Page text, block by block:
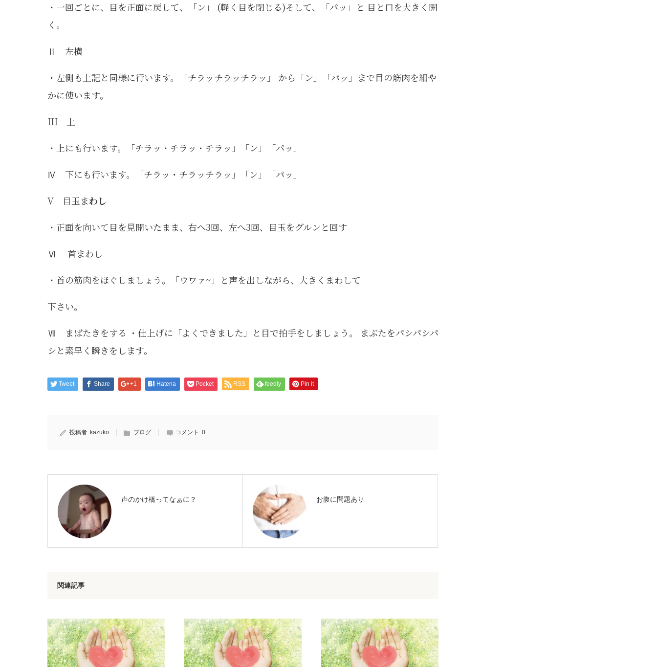
・一回ごとに、目を正面に戻して、「ン」 (軽く目を閉じる)そして、「パッ」と 目と口を大きく開
く。
Ⅱ 左横
・左側も上記と同様に行います。「チラッチラッチラッ」 から「ン」「パッ」まで目の筋肉を細や
かに使います。
III 上
・上にも行います。「チラッ・チラッ・チラッ」「ン」「パッ」
Ⅳ 下にも行います。「チラッ・チラッチラッ」「ン」「パッ」
V 目玉まわし
・正面を向いて目を見開いたまま、右へ3回、左へ3回、目玉をグルンと回す
Ⅵ 首まわし
・首の筋肉をほぐしましょう。「ウワァ~」と声を出しながら、大きくまわして
下さい。
Ⅶ まばたきをする ・仕上げに「よくできました」と目で拍手をしましょう。 まぶたをパシパシパ
シと素早く瞬きをします。
Tweet Share +1 Hatena Pocket RSS feedly Pin it
投稿者: kazuko ブログ コメント: 0
声のかけ橋ってなぁに？ お腹に問題あり
関連記事